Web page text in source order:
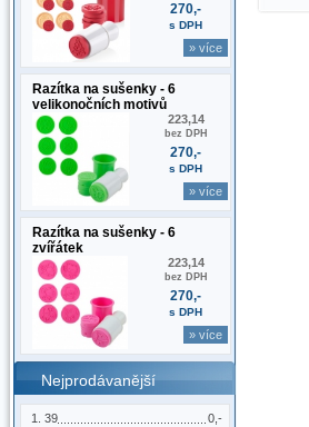
270,-
s DPH
» více
Razítka na sušenky - 6
velikonočních motivů
223,14
bez DPH
270,-
s DPH
» více
Razítka na sušenky - 6
zvířátek
223,14
bez DPH
270,-
s DPH
» více
Nejprodávanější
0,-
39